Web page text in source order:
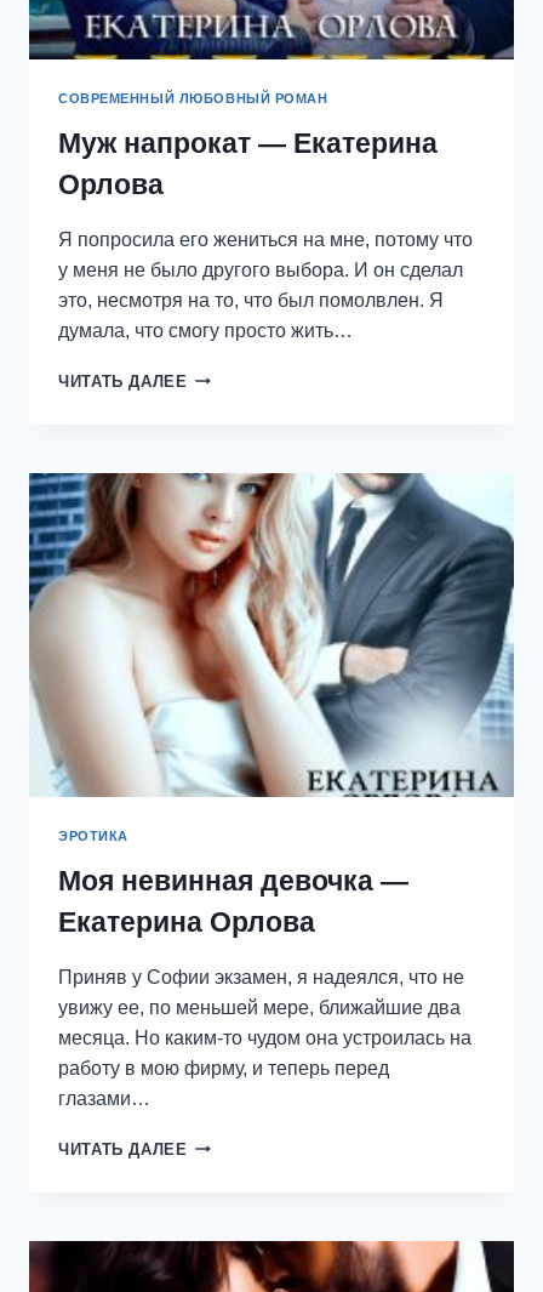
СОВРЕМЕННЫЙ ЛЮБОВНЫЙ РОМАН
Муж напрокат — Екатерина
Орлова
Я попросила его жениться на мне, потому что
у меня не было другого выбора. И он сделал
это, несмотря на то, что был помолвлен. Я
думала, что смогу просто жить…
ЧИТАТЬ ДАЛЕЕ МУЖ
ОРЛОВА
ЭРОТИКА
Моя невинная девочка —
Екатерина Орлова
Приняв у Софии экзамен, я надеялся, что не
увижу ее, по меньшей мере, ближайшие два
месяца. Но каким-то чудом она устроилась на
работу в мою фирму, и теперь перед
глазами…
ЧИТАТЬ ДАЛЕЕ МОЯ
ЕКАТЕРИНА
ОРЛОВА